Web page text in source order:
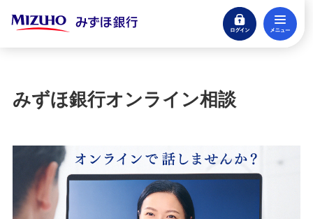
ログイン
閉じる
お客さまサポート
困ったときは・よくあるご質問
みずほダイレクト
ATM
お手続き
みずほ銀行オンライン相談